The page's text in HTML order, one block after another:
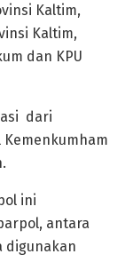
Kaltim,
Kaltim,
dan KPU
dari
Kemenkumham
ini
antara
digunakan